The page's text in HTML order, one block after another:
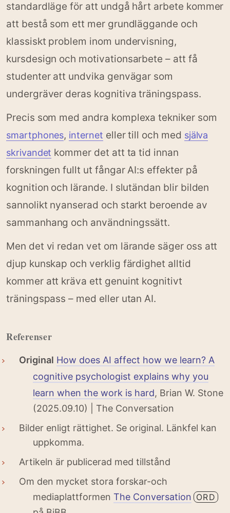
standardläge för att undgå hårt arbete kommer
att bestå som ett mer grundläggande och
klassiskt problem inom undervisning,
kursdesign och motivationsarbete – att få
studenter att undvika genvägar som
undergräver deras kognitiva träningspass.
Precis som med andra komplexa tekniker som
smartphones, internet eller till och med själva
skrivandet kommer det att ta tid innan
forskningen fullt ut fångar AI:s effekter på
kognition och lärande. I slutändan blir bilden
sannolikt nyanserad och starkt beroende av
sammanhang och användningssätt.
Men det vi redan vet om lärande säger oss att
djup kunskap och verklig färdighet alltid
kommer att kräva ett genuint kognitivt
träningspass – med eller utan AI.
Referenser
Original How does AI affect how we learn? A
cognitive psychologist explains why you
learn when the work is hard, Brian W. Stone
(2025.09.10) | The Conversation
Bilder enligt rättighet. Se original. Länkfel kan
uppkomma.
Artikeln är publicerad med tillstånd
Om den mycket stora forskar-och
mediaplattformen The Conversation ORD